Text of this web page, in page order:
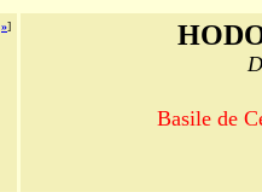
»]
Basile de